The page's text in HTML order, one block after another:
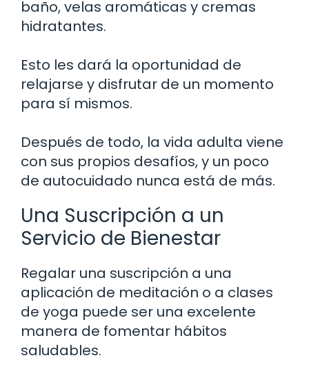
baño, velas aromáticas y cremas
hidratantes.
Esto les dará la oportunidad de
relajarse y disfrutar de un momento
para sí mismos.
Después de todo, la vida adulta viene
con sus propios desafíos, y un poco
de autocuidado nunca está de más.
Una Suscripción a un
Servicio de Bienestar
Regalar una suscripción a una
aplicación de meditación o a clases
de yoga puede ser una excelente
manera de fomentar hábitos
saludables.